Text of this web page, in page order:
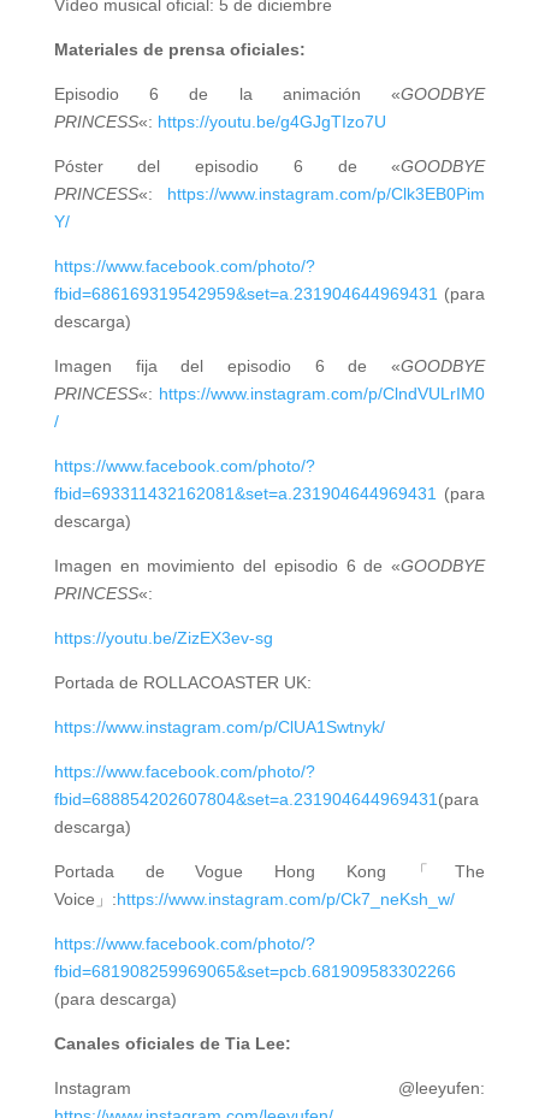
Vídeo musical oficial: 5 de diciembre
Materiales de prensa oficiales:
Episodio 6 de la animación «GOODBYE
PRINCESS«: https://youtu.be/g4GJgTIzo7U
Póster del episodio 6 de «GOODBYE
PRINCESS«: https://www.instagram.com/p/Clk3EB0Pim
Y/
https://www.facebook.com/photo/?
fbid=686169319542959&set=a.231904644969431 (para
descarga)
Imagen fija del episodio 6 de «GOODBYE
PRINCESS«: https://www.instagram.com/p/ClndVULrIM0
/
https://www.facebook.com/photo/?
fbid=693311432162081&set=a.231904644969431
(para
descarga)
Imagen en movimiento del episodio 6 de «GOODBYE
PRINCESS«:
https://youtu.be/ZizEX3ev-sg
Portada de ROLLACOASTER UK:
https://www.instagram.com/p/ClUA1Swtnyk/
https://www.facebook.com/photo/?
fbid=688854202607804&set=a.231904644969431 (para
descarga)
Portada de Vogue Hong Kong「The
Voice」:https://www.instagram.com/p/Ck7_neKsh_w/
https://www.facebook.com/photo/?
fbid=681908259969065&set=pcb.681909583302266
(para descarga)
Canales oficiales de Tia Lee:
Instagram @leeyufen: